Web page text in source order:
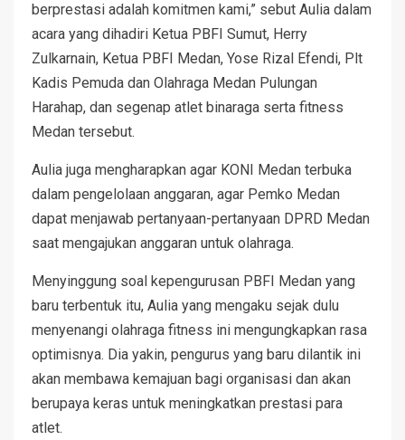
berprestasi adalah komitmen kami,” sebut Aulia dalam
acara yang dihadiri Ketua PBFI Sumut, Herry
Zulkarnain, Ketua PBFI Medan, Yose Rizal Efendi, Plt
Kadis Pemuda dan Olahraga Medan Pulungan
Harahap, dan segenap atlet binaraga serta fitness
Medan tersebut.
Aulia juga mengharapkan agar KONI Medan terbuka
dalam pengelolaan anggaran, agar Pemko Medan
dapat menjawab pertanyaan-pertanyaan DPRD Medan
saat mengajukan anggaran untuk olahraga.
Menyinggung soal kepengurusan PBFI Medan yang
baru terbentuk itu, Aulia yang mengaku sejak dulu
menyenangi olahraga fitness ini mengungkapkan rasa
optimisnya. Dia yakin, pengurus yang baru dilantik ini
akan membawa kemajuan bagi organisasi dan akan
berupaya keras untuk meningkatkan prestasi para
atlet.